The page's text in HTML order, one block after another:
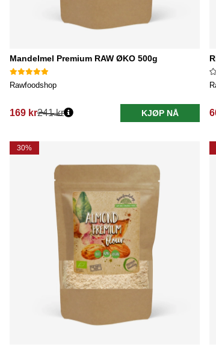
Mandelmel Premium RAW ØKO 500g
Rawfoodshop
169 kr
Vanlig pris:
241 kr KJØP NÅ
30%